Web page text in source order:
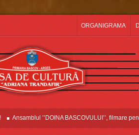
ORGANIGRAMA
Ansamblul ’’DOINA BASCOVULUI’’, filmare pentru